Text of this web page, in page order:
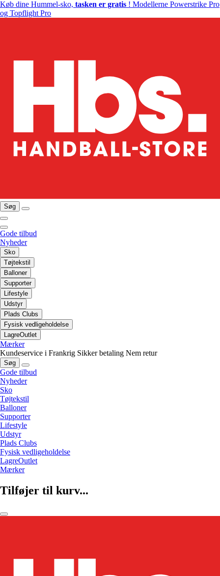
Køb dine Hummel-sko, tasken er gratis ! Modellerne Powerstrike Pro
og Topflight Pro
Søg
Gode tilbud
Nyheder
Sko
Tøjtekstil
Balloner
Supporter
Lifestyle
Udstyr
Plads Clubs
Fysisk vedligeholdelse
LagreOutlet
Mærker
Kundeservice i Frankrig Sikker betaling Nem retur
Søg
Gode tilbud
Nyheder
Sko
Tøjtekstil
Balloner
Supporter
Lifestyle
Udstyr
Plads Clubs
Fysisk vedligeholdelse
LagreOutlet
Mærker
Tilføjer til kurv...